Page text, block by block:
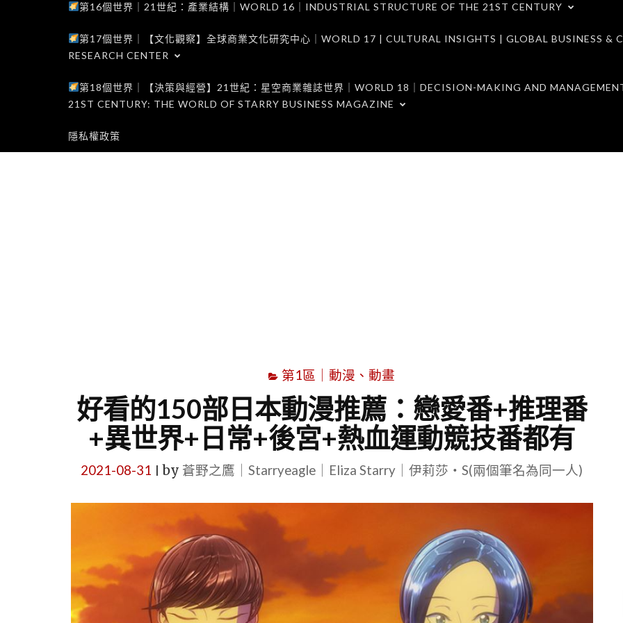
第16個世界｜21世紀：產業結構｜WORLD 16｜INDUSTRIAL STRUCTURE OF THE 21ST CENTURY
第17個世界｜【文化觀察】全球商業文化研究中心｜WORLD 17 | CULTURAL INSIGHTS | GLOBAL BUSINESS &
RESEARCH CENTER
第18個世界｜【決策與經營】21世紀：星空商業雜誌世界｜WORLD 18｜DECISION-MAKING AND
21ST CENTURY: THE WORLD OF STARRY BUSINESS MAGAZINE
隱私權政策
第1區｜動漫、動畫
好看的150部日本動漫推薦：戀愛番+推理番
+異世界+日常+後宮+熱血運動競技番都有
2021-08-31 by 蒼野之鷹｜Starryeagle｜Eliza Starry｜伊莉莎・S(兩個筆名為同一人)